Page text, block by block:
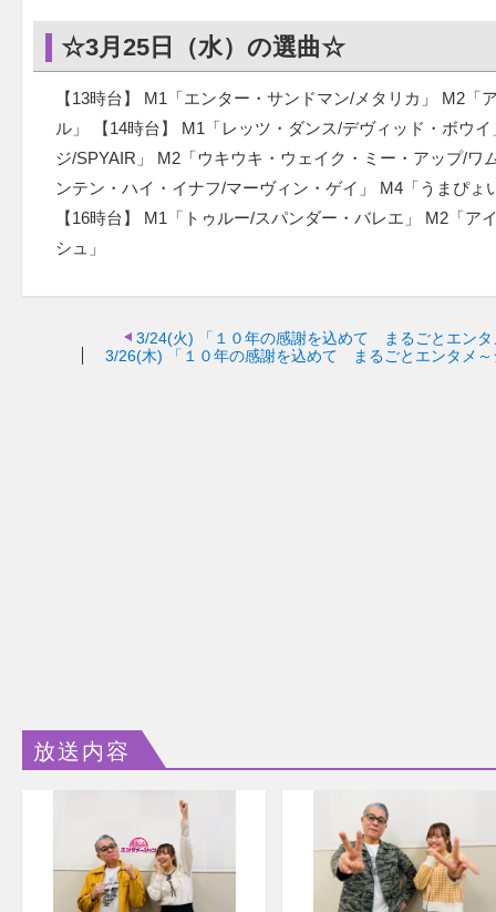
☆3月25日（水）の選曲☆
【13時台】 M1「エンター・サンドマン/メタリカ」 M2「
ル」 【14時台】 M1「レッツ・ダンス/デヴィッド・ボウ
ジ/SPYAIR」 M2「ウキウキ・ウェイク・ミー・アップ/ワ
ンテン・ハイ・イナフ/マーヴィン・ゲイ」 M4「うまぴょ
【16時台】 M1「トゥルー/スパンダー・バレエ」 M2「ア
シュ」
3/24(火)
「１０年の感謝を込めて まるごとエン
3/26(木)
「１０年の感謝を込めて まるごとエンタメ
放送内容